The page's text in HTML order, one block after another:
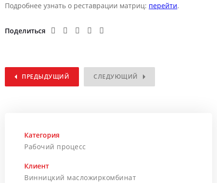
Подробнее узнать о реставрации матриц: перейти.
Поделиться
ПРЕДЫДУЩИЙ СЛЕДУЮЩИЙ
Категория
Рабочий процесс
Клиент
Винницкий масложиркомбинат